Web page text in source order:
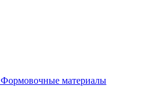
Формовочные материалы